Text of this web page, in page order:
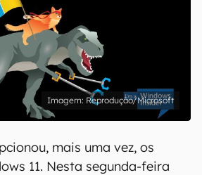
Reprodução/Microsoft
mais uma vez, os
11. Nesta segunda-feira